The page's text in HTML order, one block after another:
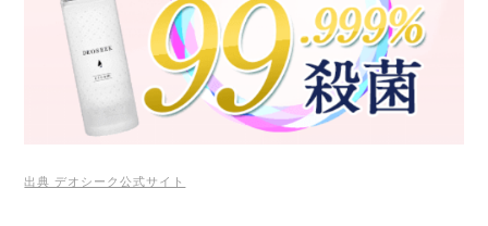
出典 デオシーク公式サイト